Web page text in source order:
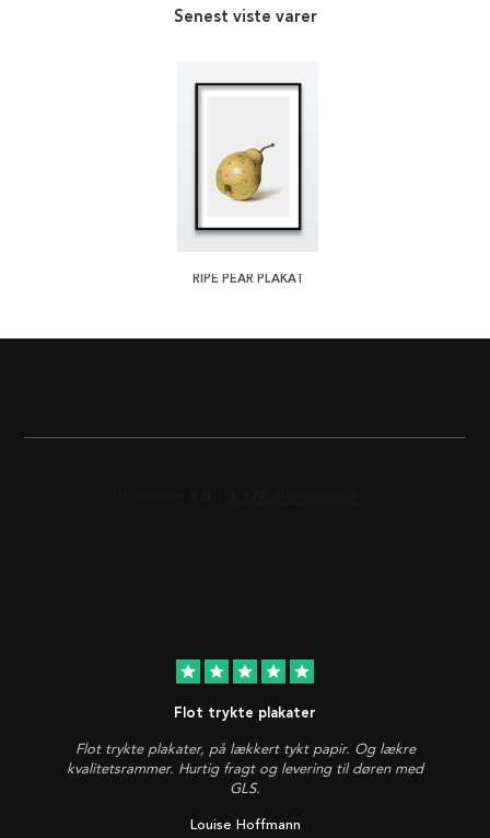
Senest viste varer
RIPE PEAR PLAKAT
star star star star star
Flot trykte plakater
Flot trykte plakater, på lækkert tykt papir. Og lækre
kvalitetsrammer. Hurtig fragt og levering til døren med
GLS.
Louise Hoffmann